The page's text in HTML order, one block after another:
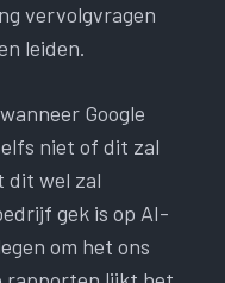
vervolgvragen
leiden.
Google
niet of dit zal
dit wel zal
gek is op AI-
om het ons